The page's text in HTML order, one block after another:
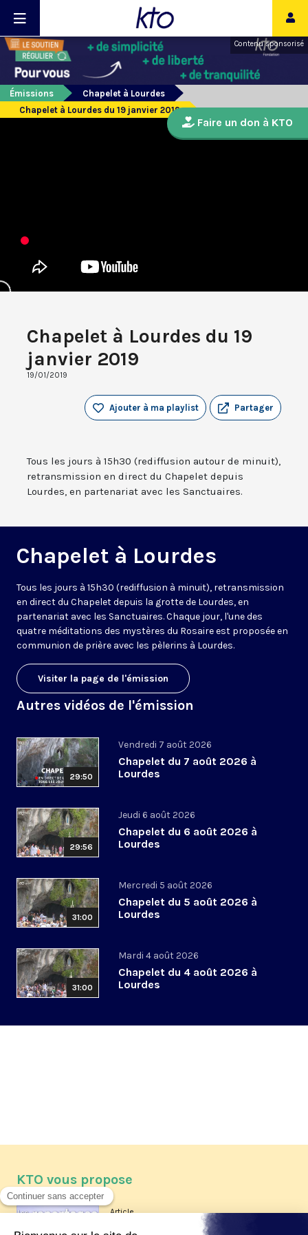
Contenu sponsorisé
Émissions
Chapelet à Lourdes
Chapelet à Lourdes du 19 janvier 2019
Chapelet à Lourdes du 19
janvier 2019
19/01/2019
Partager
Ajouter à ma playlist
Tous les jours à 15h30 (rediffusion autour de minuit),
retransmission en direct du Chapelet depuis
Lourdes, en partenariat avec les Sanctuaires.
Chapelet à Lourdes
Tous les jours à 15h30 (rediffusion à minuit), retransmission
en direct du Chapelet depuis la grotte de Lourdes, en
partenariat avec les Sanctuaires. Chaque jour, l'une des
quatre méditations des mystères du Rosaire est proposée en
communion de prière avec les pèlerins à Lourdes.
Visiter la page de l'émission
Autres vidéos de l'émission
29:50
Vendredi 7 août 2026
Chapelet du 7 août 2026 à
Lourdes
29:56
Jeudi 6 août 2026
Chapelet du 6 août 2026 à
Lourdes
31:00
Mercredi 5 août 2026
Chapelet du 5 août 2026 à
Lourdes
31:00
Mardi 4 août 2026
Chapelet du 4 août 2026 à
Lourdes
Faire un don à KTO
KTO vous propose
Article
Les reportages d'été 2026 de KTO